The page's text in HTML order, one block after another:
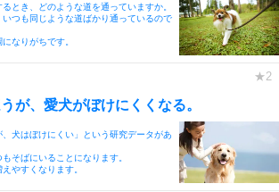
とき、どのような道を通っていますか。
つも同じような道ばかり通っているので
なりがちです。
が、愛犬がぼけにくくなる。
、犬はぼけにくい」という研究データがあ
そばにいることになります。
やすくなります。